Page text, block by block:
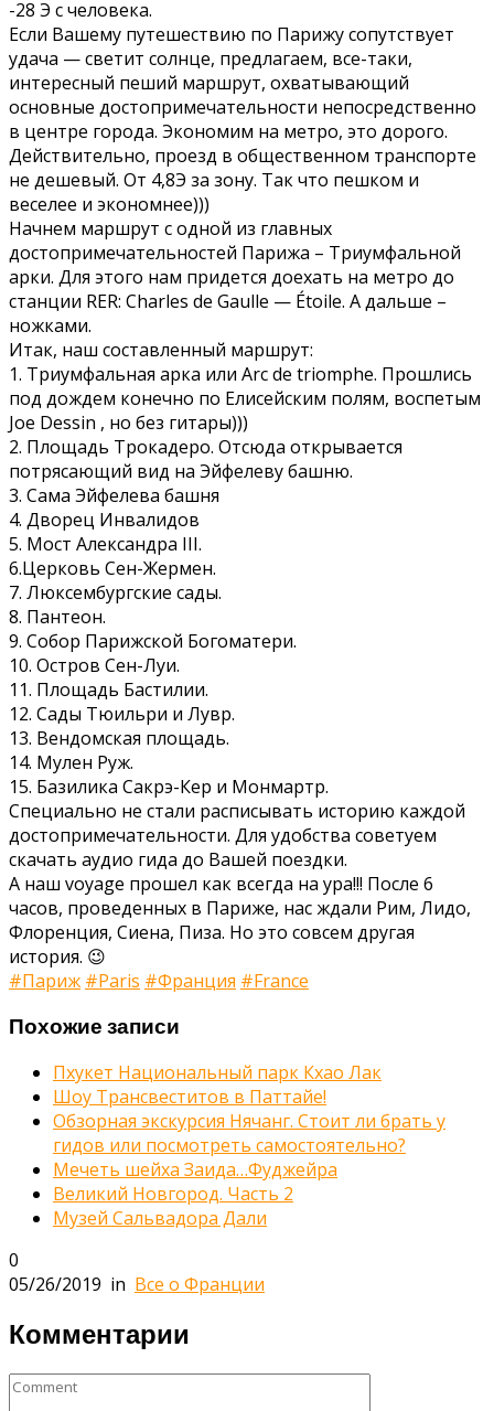
-28 Э с человека.
Если Вашему путешествию по Парижу сопутствует
удача — светит солнце, предлагаем, все-таки,
интересный пеший маршрут, охватывающий
основные достопримечательности непосредственно
в центре города. Экономим на метро, это дорого.
Действительно, проезд в общественном транспорте
не дешевый. От 4,8Э за зону. Так что пешком и
веселее и экономнее)))
Начнем маршрут с одной из главных
достопримечательностей Парижа – Триумфальной
арки. Для этого нам придется доехать на метро до
станции RER: Charles de Gaulle — Étoile. А дальше –
ножками.
Итак, наш составленный маршрут:
1. Триумфальная арка или Аrc de triomphe. Прошлись
под дождем конечно по Елисейским полям, воспетым
Joe Dessin , но без гитары)))
2. Площадь Трокадеро. Отсюда открывается
потрясающий вид на Эйфелеву башню.
3. Сама Эйфелева башня
4. Дворец Инвалидов
5. Мост Александра III.
6.Церковь Сен-Жермен.
7. Люксембургские сады.
8. Пантеон.
9. Собор Парижской Богоматери.
10. Остров Сен-Луи.
11. Площадь Бастилии.
12. Сады Тюильри и Лувр.
13. Вендомская площадь.
14. Мулен Руж.
15. Базилика Сакрэ-Кер и Монмартр.
Специально не стали расписывать историю каждой
достопримечательности. Для удобства советуем
скачать аудио гида до Вашей поездки.
А наш voyage прошел как всегда на ура!!! После 6
часов, проведенных в Париже, нас ждали Рим, Лидо,
Флоренция, Сиена, Пиза. Но это совсем другая
история. 😉
#Париж #Paris #Франция #France
Похожие записи
Пхукет Национальный парк Кхао Лак
Шоу Трансвеститов в Паттайе!
Обзорная экскурсия Нячанг. Стоит ли брать у
гидов или посмотреть самостоятельно?
Мечеть шейха Заида…Фуджейра
Великий Новгород. Часть 2
Музей Сальвадора Дали
0
05/26/2019 in Все о Франции
Комментарии